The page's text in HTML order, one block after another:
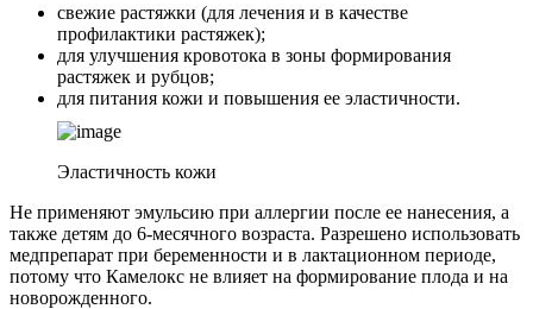
свежие растяжки (для лечения и в качестве
профилактики растяжек);
для улучшения кровотока в зоны формирования
растяжек и рубцов;
для питания кожи и повышения ее эластичности.
Эластичность кожи
Не применяют эмульсию при аллергии после ее нанесения, а
также детям до 6-месячного возраста. Разрешено использовать
медпрепарат при беременности и в лактационном периоде,
потому что Камелокс не влияет на формирование плода и на
новорожденного.